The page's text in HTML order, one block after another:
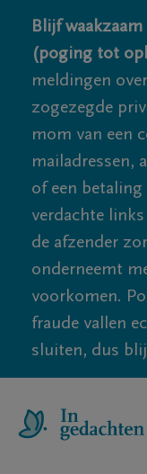
Blijf
(poging tot
meldingen
zogezegde
mom van een
mailadressen,
of een
verdachte
de afzender
onderneemt
voorkomen.
fraude vallen
sluiten, dus